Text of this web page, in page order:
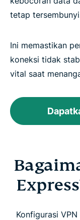
tetap
Ini memastikan
koneksi tidak
vital saat
Konfigurasi